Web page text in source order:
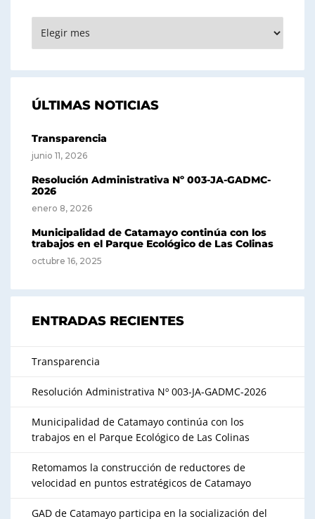
ÚLTIMAS NOTICIAS
Transparencia
junio 11, 2026
Resolución Administrativa Nº 003-JA-GADMC-
2026
enero 8, 2026
Municipalidad de Catamayo continúa con los
trabajos en el Parque Ecológico de Las Colinas
octubre 16, 2025
ENTRADAS RECIENTES
Transparencia
Resolución Administrativa Nº 003-JA-GADMC-2026
Municipalidad de Catamayo continúa con los
trabajos en el Parque Ecológico de Las Colinas
Retomamos la construcción de reductores de
velocidad en puntos estratégicos de Catamayo
GAD de Catamayo participa en la socialización del